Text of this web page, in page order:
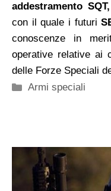
addestramento SQT,
con il quale i futuri
conoscenze in
operative relative ai
delle Forze Speciali
Categorie
Armi speciali